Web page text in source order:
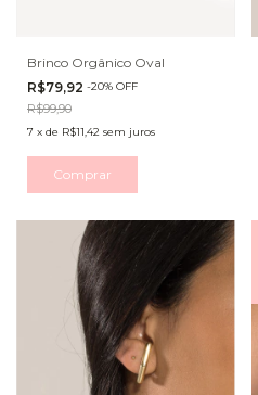
Brinco Orgânico Oval
R$79,92 -20% OFF
R$99,90
7 x de R$11,42 sem juros
Comprar